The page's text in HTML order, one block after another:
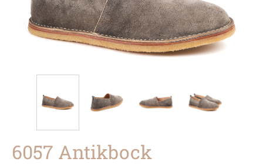
6057 Antikbock